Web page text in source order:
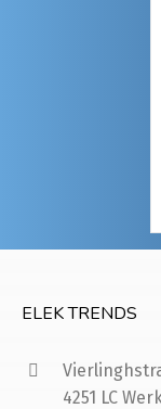
ELEK TRENDS
4251 LC